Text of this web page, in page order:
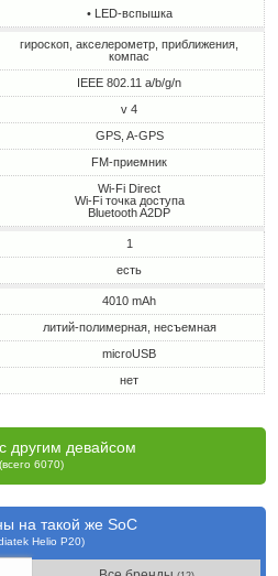
• LED-вспышка
гироскоп, акселерометр, приближения,
компас
IEEE 802.11 a/b/g/n
v 4
GPS, A-GPS
FM-приемник
Wi-Fi Direct
Wi-Fi точка доступа
Bluetooth A2DP
1
есть
4010 mAh
литий-полимерная, несъемная
microUSB
нет
другим девайсом
(всего 6070)
на такой же SoC
Helio P20)